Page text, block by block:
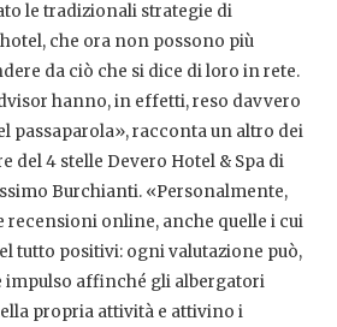
le tradizionali strategie di
che ora non possono più
da ciò che si dice di loro in rete.
hanno, in effetti, reso davvero
passaparola», racconta un altro dei
del 4 stelle Devero Hotel & Spa di
Burchianti. «Personalmente,
recensioni online, anche quelle i cui
tutto positivi: ogni valutazione può,
affinché gli albergatori
propria attività e attivino i